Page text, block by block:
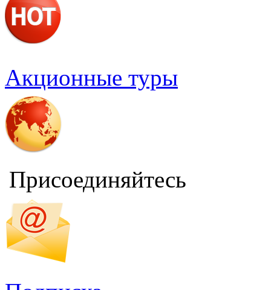
Акционные туры
Присоединяйтесь